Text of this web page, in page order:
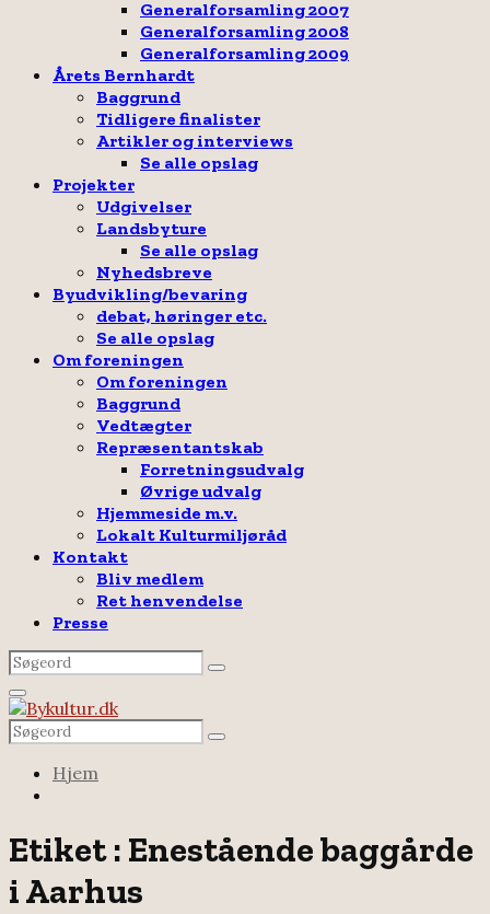
Generalforsamling 2007
Generalforsamling 2008
Generalforsamling 2009
Årets Bernhardt
Baggrund
Tidligere finalister
Artikler og interviews
Se alle opslag
Projekter
Udgivelser
Landsbyture
Se alle opslag
Nyhedsbreve
Byudvikling/bevaring
debat, høringer etc.
Se alle opslag
Om foreningen
Om foreningen
Baggrund
Vedtægter
Repræsentantskab
Forretningsudvalg
Øvrige udvalg
Hjemmeside m.v.
Lokalt Kulturmiljøråd
Kontakt
Bliv medlem
Ret henvendelse
Presse
Search
for:
Search
Facebook
Email
Rss
Primary
Menu
Search
for:
Search
Hjem
Etiket : Enestående baggårde
i Aarhus